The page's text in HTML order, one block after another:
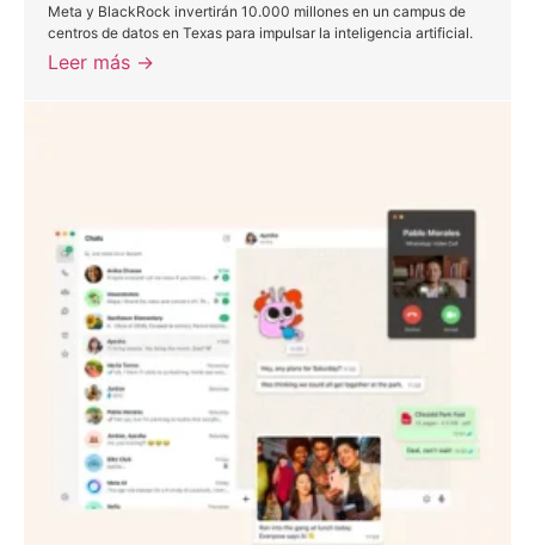
Meta y BlackRock invertirán 10.000 millones en un campus de
centros de datos en Texas para impulsar la inteligencia artificial.
Leer más →